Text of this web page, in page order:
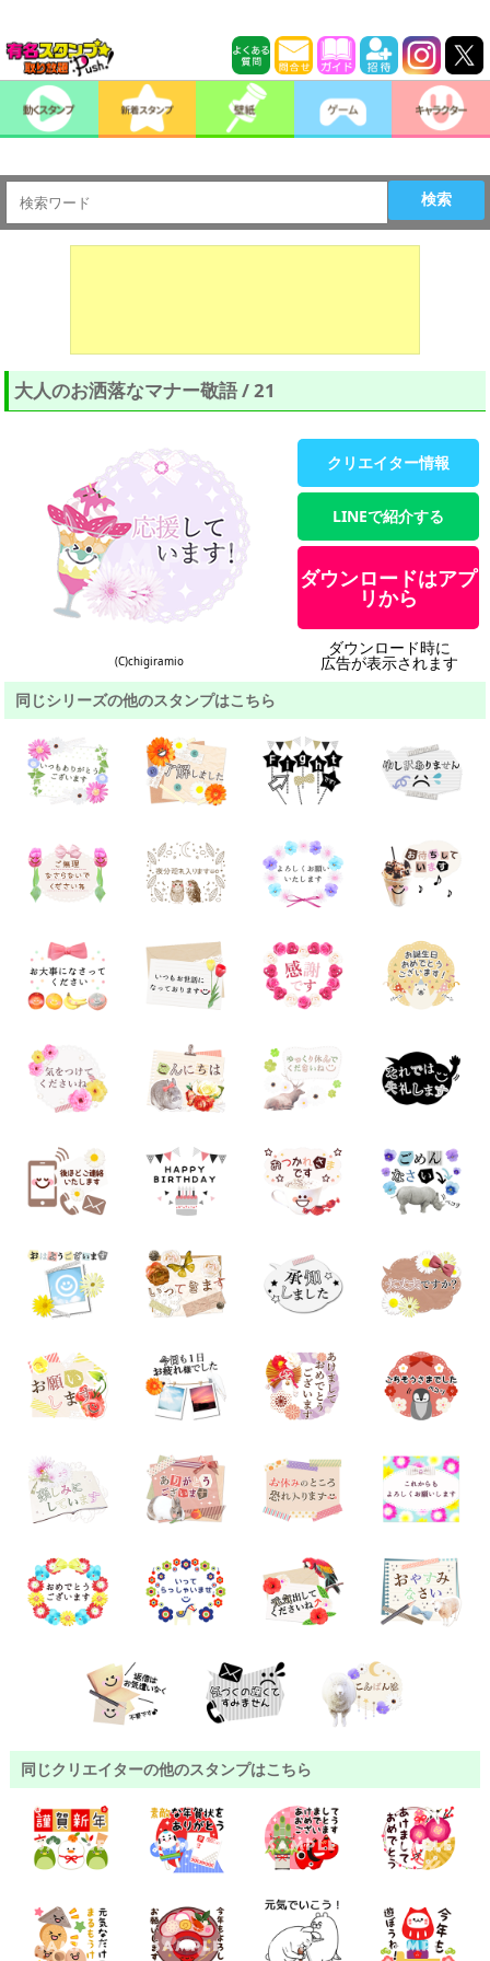
検索
大人のお洒落なマナー敬語 / 21
(C)chigiramio
クリエイター情報
LINEで紹介する
ダウンロードはアプ
リから
ダウンロード時に
広告が表示されます
同じシリーズの他のスタンプはこちら
同じクリエイターの他のスタンプはこちら